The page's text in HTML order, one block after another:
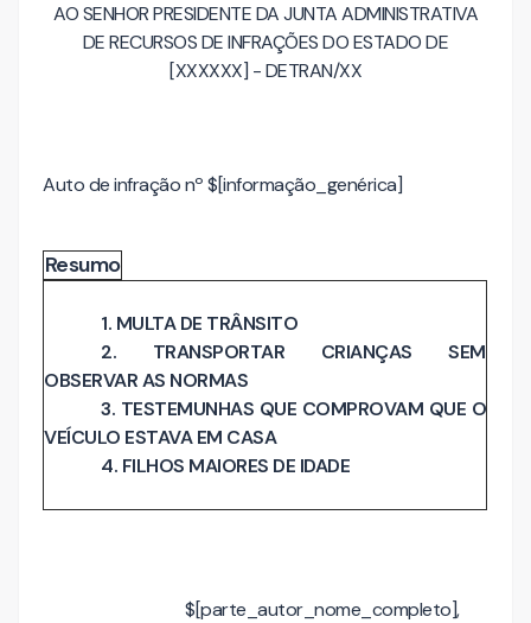
AO SENHOR PRESIDENTEDA JUNTA ADMINISTRATIVA
DE RECURSOS DE INFRAÇÕES DO ESTADO DE
[XXXXXX] - DETRAN/XX
Auto de infração nº $[informação_genérica]
Resumo
1. MULTA DE TRÂNSITO
2. TRANSPORTAR CRIANÇAS SEM
OBSERVAR AS NORMAS
3. TESTEMUNHAS QUE COMPROVAM QUE O
VEÍCULO ESTAVA EM CASA
4. FILHOS MAIORES DE IDADE
$[parte_autor_nome_completo],